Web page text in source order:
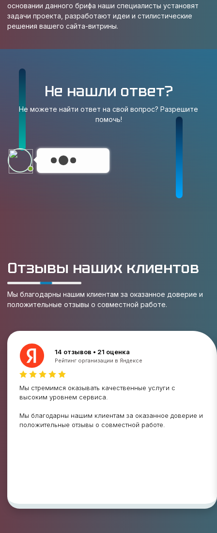
основании данного брифа наши специалисты установят
задачи проекта, разработают идеи и стилистические
решения вашего сайта-витрины.
Не нашли ответ?
Не можете найти ответ на свой вопрос? Разрешите
помочь!
Отзывы наших клиентов
Мы благодарны нашим клиентам за оказанное доверие и
положительные отзывы о совместной работе.
14 отзывов • 21 оценка
Рейтинг организации в Яндексе
Мы стремимся оказывать качественные услуги с
высоким уровнем сервиса.
Мы благодарны нашим клиентам за оказанное доверие и
положительные отзывы о совместной работе.